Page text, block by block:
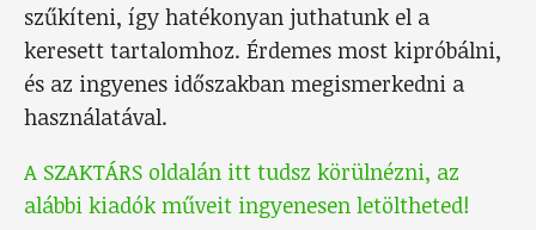
szűkíteni, így hatékonyan juthatunk el a
keresett tartalomhoz. Érdemes most kipróbálni,
és az ingyenes időszakban megismerkedni a
használatával.
A SZAKTÁRS oldalán itt tudsz körülnézni, az
alábbi kiadók műveit ingyenesen letöltheted!